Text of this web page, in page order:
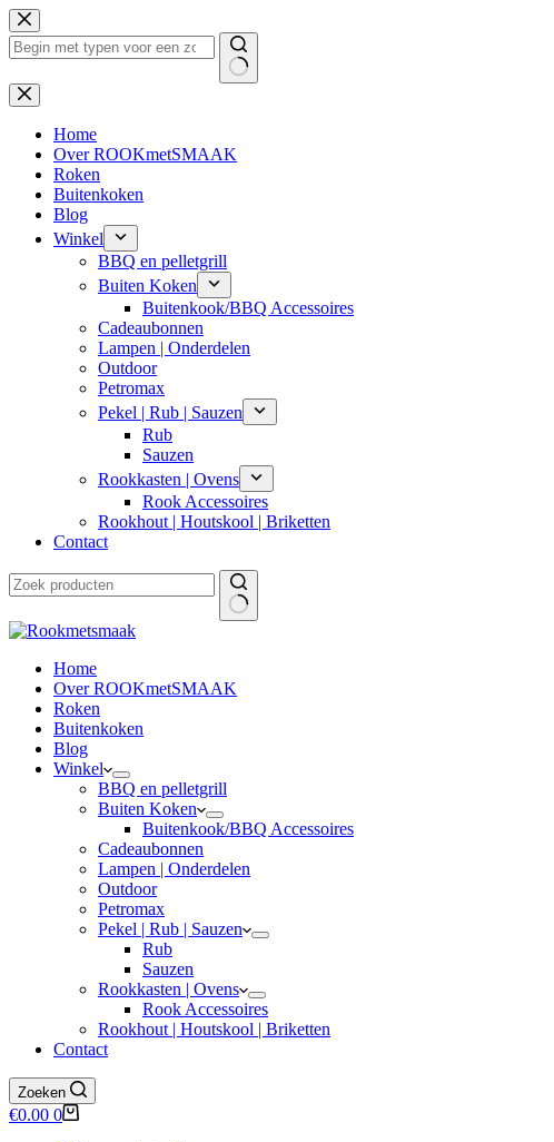
Ga
naar
de
Geen
resultaten
Home
Over ROOKmetSMAAK
Roken
Buitenkoken
Blog
Winkel
BBQ en pelletgrill
Buiten Koken
Buitenkook/BBQ Accessoires
Cadeaubonnen
Lampen | Onderdelen
Outdoor
Petromax
Pekel | Rub | Sauzen
Rub
Sauzen
Rookkasten | Ovens
Rook Accessoires
Rookhout | Houtskool | Briketten
Contact
Home
Over ROOKmetSMAAK
Roken
Buitenkoken
Blog
Winkel
BBQ en pelletgrill
Buiten Koken
Buitenkook/BBQ Accessoires
Cadeaubonnen
Lampen | Onderdelen
Outdoor
Petromax
Pekel | Rub | Sauzen
Rub
Sauzen
Rookkasten | Ovens
Rook Accessoires
Rookhout | Houtskool | Briketten
Contact
Zoeken
Winkelwagen
€0.00 0